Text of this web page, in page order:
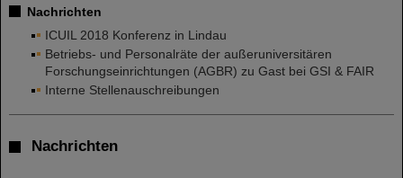
Nachrichten
ICUIL 2018 Konferenz in Lindau
Betriebs- und Personalräte der außeruniversitären
Forschungseinrichtungen (AGBR) zu Gast bei GSI & FAIR
Interne Stellenauschreibungen
Nachrichten